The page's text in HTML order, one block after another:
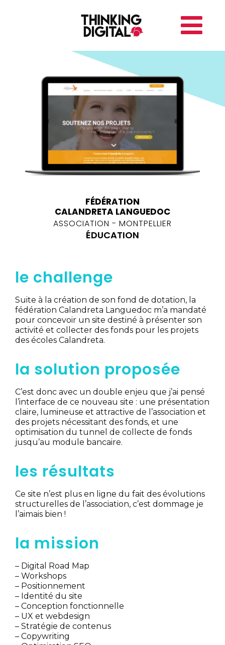
FÉDÉRATION
CALANDRETA LANGUEDOC
ASSOCIATION - MONTPELLIER
ÉDUCATION
le challenge
Suite à la création de son fond de dotation, la
fédération Calandreta Languedoc m’a mandaté
pour concevoir un site destiné à présenter son
activité et collecter des fonds pour les projets
des écoles Calandreta.
la solution proposée
C’est donc avec un double enjeu que j’ai pensé
l’interface de ce nouveau site : une présentation
claire, lumineuse et attractive de l’association et
des projets nécessitant des fonds, et une
optimisation du tunnel de collecte de fonds
jusqu’au module bancaire.
les résultats
Ce site n’est plus en ligne du fait des évolutions
structurelles de l’association, c’est dommage je
l’aimais bien !
la mission
– Digital Road Map
– Workshops
– Positionnement
– Identité du site
– Conception fonctionnelle
– UX et webdesign
– Stratégie de contenus
– Copywriting